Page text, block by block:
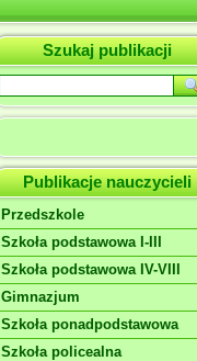
Szukaj publikacji
Publikacje nauczycieli
Przedszkole
Szkoła podstawowa I-III
Szkoła podstawowa IV-VIII
Gimnazjum
Szkoła ponadpodstawowa
Szkoła policealna